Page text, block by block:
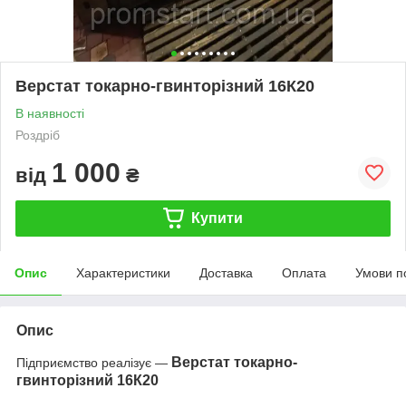
Верстат токарно-гвинторізний 16К20
В наявності
Роздріб
від 1 000 ₴
Купити
Опис Характеристики Доставка Оплата Умови
Опис
Підприємство реалізує — Верстат токарно-
гвинторізний 16К20